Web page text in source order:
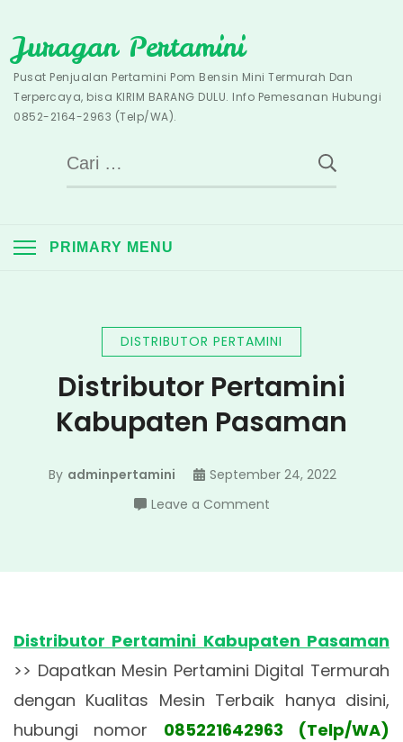
to
content
Juragan Pertamini
Pusat Penjualan Pertamini Pom Bensin Mini Termurah Dan
Terpercaya, bisa KIRIM BARANG DULU. Info Pemesanan Hubungi
0852-2164-2963 (Telp/WA).
Cari
untuk:
PRIMARY MENU
DISTRIBUTOR PERTAMINI
Distributor Pertamini
Kabupaten Pasaman
By adminpertamini
September 24, 2022
Leave a Commenton
Kabupaten
Distributor Pertamini Kabupaten Pasaman
>> Dapatkan Mesin Pertamini Digital Termurah
dengan Kualitas Mesin Terbaik hanya disini,
hubungi nomor 085221642963 (Telp/WA)